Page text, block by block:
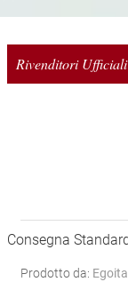
Rivenditori Ufficiali
Consegna
Prodotto da: